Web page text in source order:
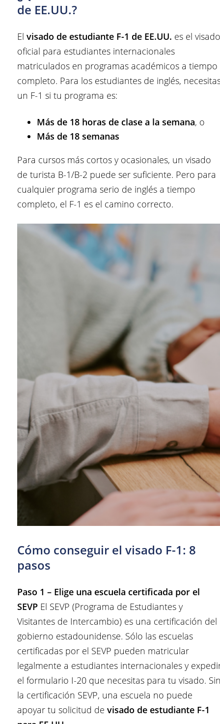
de EE.UU.?
El visado de estudiante F-1 de EE.UU. es el visado
oficial para estudiantes internacionales
matriculados en programas académicos a tiempo
completo. Para los estudiantes de inglés,
un F-1 si tu programa es:
Más de 18 horas de clase a la semana, o
Más de 18 semanas
Para cursos más cortos y ocasionales, un visado
de turista B-1/B-2 puede ser suficiente. Pero para
cualquier programa serio de inglés a tiempo
completo, el F-1 es el camino correcto.
Cómo conseguir el visado F-1: 8
pasos
Paso 1 – Elige una escuela certificada por el
SEVP El SEVP (Programa de Estudiantes y
Visitantes de Intercambio) es una certificación del
gobierno estadounidense. Sólo las escuelas
certificadas por el SEVP pueden matricular
legalmente a estudiantes internacionales y
el formulario I-20 que necesitas para tu visado.
la certificación SEVP, una escuela no puede
apoyar tu solicitud de visado de estudiante F-1